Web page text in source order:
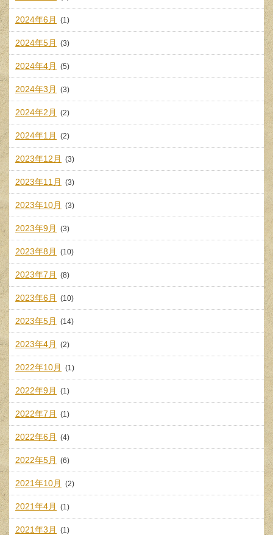
2024年6月 (1)
2024年5月 (3)
2024年4月 (5)
2024年3月 (3)
2024年2月 (2)
2024年1月 (2)
2023年12月 (3)
2023年11月 (3)
2023年10月 (3)
2023年9月 (3)
2023年8月 (10)
2023年7月 (8)
2023年6月 (10)
2023年5月 (14)
2023年4月 (2)
2022年10月 (1)
2022年9月 (1)
2022年7月 (1)
2022年6月 (4)
2022年5月 (6)
2021年10月 (2)
2021年4月 (1)
2021年3月 (1)